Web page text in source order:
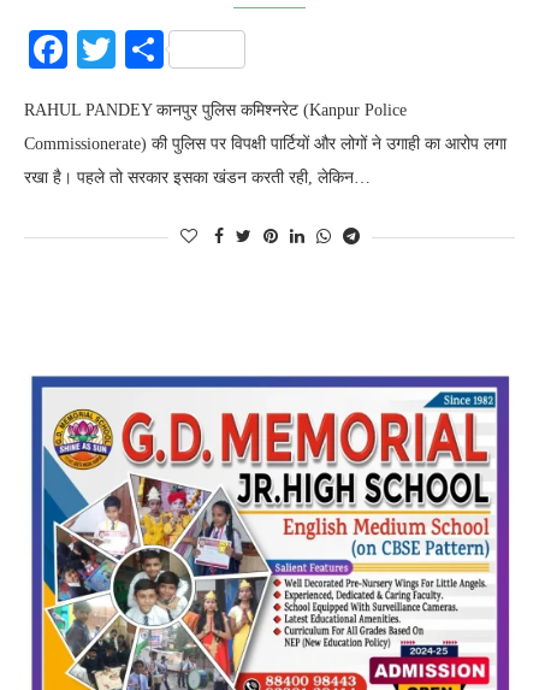
Facebook
Twitter
Share
RAHUL PANDEY कानपुर पुलिस कमिश्नरेट (Kanpur Police
Commissionerate) की पुलिस पर विपक्षी पार्टियों और लोगों ने उगाही का आरोप लगा
रखा है। पहले तो सरकार इसका खंडन करती रही, लेकिन…